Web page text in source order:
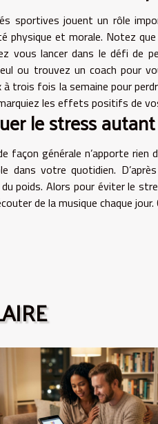
sportives jouent un rôle
physique et morale. Notez
vous lancer dans le défi de
ou trouvez un coach pour
à trois fois la semaine pour
les effets positifs de
le stress
façon générale n’apporte
dans votre quotidien.
poids. Alors pour éviter le
de la musique chaque